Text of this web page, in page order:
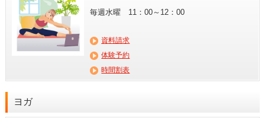
毎週水曜 11：00～12：00
資料請求
体験予約
時間割表
ヨガ